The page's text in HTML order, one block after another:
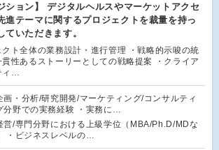
ション】 デジタルヘルスやマーケットアクセ
進テーマに関するプロジェクトを裁量を持っ
ていただきます。
クト全体の業務設計・進行管理 ・戦略的示唆の統
性あるストーリーとしての戦略提案 ・クライア
ィ…
画・分析/研究開発/マーケティング/コンサルティ
分野での実務経験 ・実務に…
営/専門分野における上級学位（MBA/Ph.D/MDな
・ビジネスレベルの…